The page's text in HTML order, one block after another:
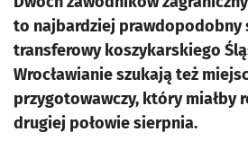
to najbardziej prawdopodobny
transferowy koszykarskiego
Wrocławianie szukają też
przygotowawczy, który miałby
drugiej połowie sierpnia.